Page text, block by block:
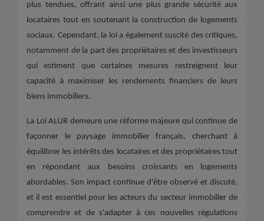
plus tendues, offrant ainsi une plus grande sécurité aux
locataires tout en soutenant la construction de logements
sociaux. Cependant, la loi a également suscité des critiques,
notamment de la part des propriétaires et des investisseurs
qui estiment que certaines mesures restreignent leur
capacité à maximiser les rendements financiers de leurs
biens immobiliers.
La Loi ALUR demeure une réforme majeure qui continue de
façonner le paysage immobilier français, cherchant à
équilibrer les intérêts des locataires et des propriétaires tout
en répondant aux besoins croissants en logements
abordables. Son impact continue d'être observé et discuté,
et il est essentiel pour les acteurs du secteur immobilier de
comprendre et de s'adapter à ces nouvelles régulations